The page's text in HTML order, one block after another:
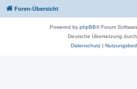
Foren-Übersicht
Powered by phpBB® Forum
Deutsche Übersetzung durch
Datenschutz|